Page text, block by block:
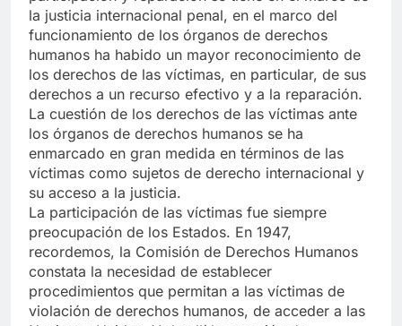
la justicia internacional penal, en el marco del
funcionamiento de los órganos de derechos
humanos ha habido un mayor reconocimiento de
los derechos de las víctimas, en particular, de sus
derechos a un recurso efectivo y a la reparación.
La cuestión de los derechos de las víctimas ante
los órganos de derechos humanos se ha
enmarcado en gran medida en términos de las
víctimas como sujetos de derecho internacional y
su acceso a la justicia.
La participación de las víctimas fue siempre
preocupación de los Estados. En 1947,
recordemos, la Comisión de Derechos Humanos
constata la necesidad de establecer
procedimientos que permitan a las víctimas de
violación de derechos humanos, de acceder a las